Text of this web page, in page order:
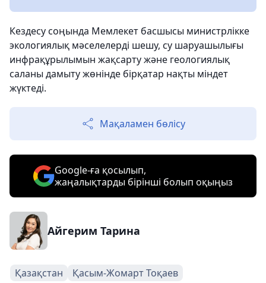
Кездесу соңында Мемлекет басшысы министрлікке
экологиялық мәселелерді шешу, су шаруашылығы
инфрақұрылымын жақсарту және геологиялық
саланы дамыту жөнінде бірқатар нақты міндет
жүктеді.
Мақаламен бөлісу
Google-ға қосылып,
жаңалықтарды бірінші болып оқыңыз
Айгерим Тарина
Қазақстан Қасым-Жомарт Тоқаев